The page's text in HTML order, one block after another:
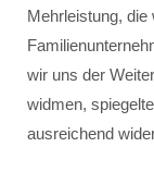
Mehrleistung,
wir uns der
widmen,
ausreichend